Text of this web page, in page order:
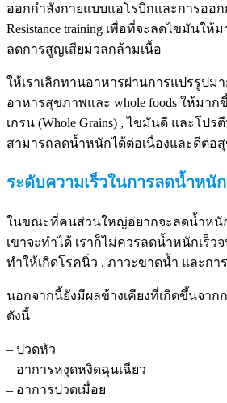
ออกกำลังกายแบบแอโรบิกและการออ
Resistance training เพื่อที่จะลดไขมันใ
ลดการสูญเสียมวลกล้ามเนื้อ
ให้เราเลิกทานอาหารผ่านการแปรรูปม
อาหารสุขภาพและ whole foods ให้มาก
เกรน (Whole Grains) , ไขมันดี และโปร
สามารถลดน้ำหนักได้ต่อเนื่องและดีต่อ
ระดับความเร็วในการลดน้ำหนั
ในขณะที่คนส่วนใหญ่อยากจะลดน้ำหนั
เขาจะทำได้ เราก็ไม่ควรลดน้ำหนักเร็ว
ทำให้เกิดโรคนิ่ว , ภาวะขาดน้ำ และกา
นอกจากนี้ยังมีผลข้างเคียงที่เกิดขึ้นจาก
ดังนี้
– ปวดหัว
– อาการหงุดหงิดฉุนเฉียว
– อาการปวดเมื่อย